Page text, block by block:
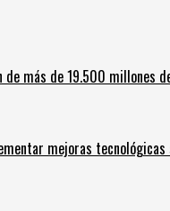
más de 19.500 millones
mejoras